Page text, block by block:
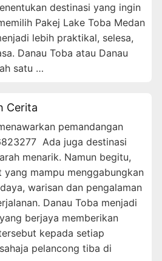
destinasi yang ingin
Pakej Lake Toba Medan
lebih praktikal, selesa,
Danau Toba atau Danau
satu …
Cerita
pemandangan
Ada juga destinasi
menarik. Namun begitu,
mampu menggabungkan
warisan dan pengalaman
Danau Toba menjadi
berjaya memberikan
kepada setiap
pelancong tiba di